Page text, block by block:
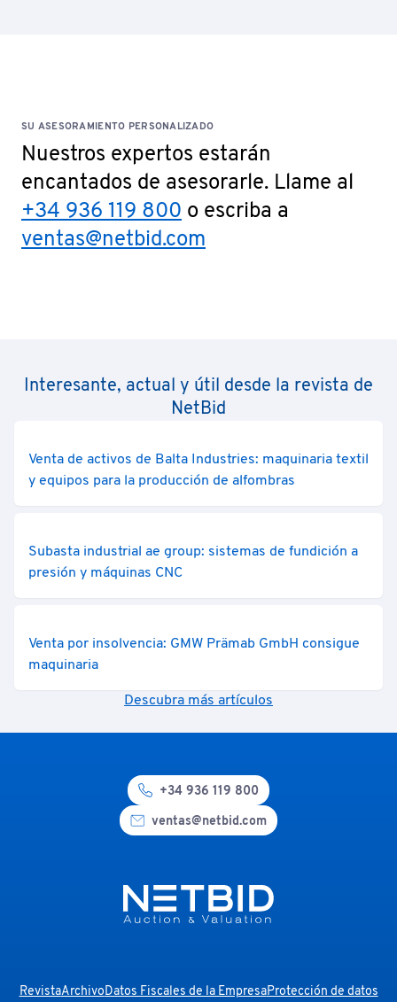
SU ASESORAMIENTO PERSONALIZADO
Nuestros expertos estarán
encantados de asesorarle. Llame al
+34 936 119 800 o escriba a
ventas@netbid.com
Interesante, actual y útil desde la revista de
NetBid
Venta de activos de Balta Industries: maquinaria textil
y equipos para la producción de alfombras
Subasta industrial ae group: sistemas de fundición a
presión y máquinas CNC
Venta por insolvencia: GMW Prämab GmbH consigue
maquinaria
Descubra más artículos
+34 936 119 800
ventas@netbid.com
RevistaArchivoDatos Fiscales de la EmpresaProtección de datos